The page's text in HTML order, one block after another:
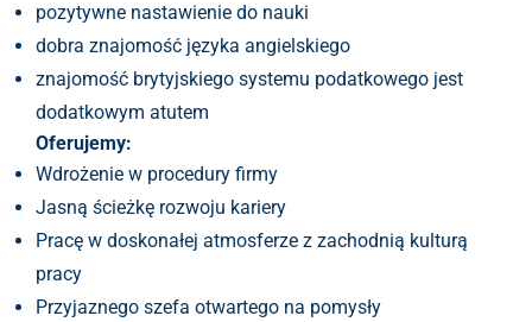
pozytywne nastawienie do nauki
dobra znajomość języka angielskiego
znajomość brytyjskiego systemu podatkowego jest
dodatkowym atutem
Oferujemy:
Wdrożenie w procedury firmy
Jasną ścieżkę rozwoju kariery
Pracę w doskonałej atmosferze z zachodnią kulturą
pracy
Przyjaznego szefa otwartego na pomysły